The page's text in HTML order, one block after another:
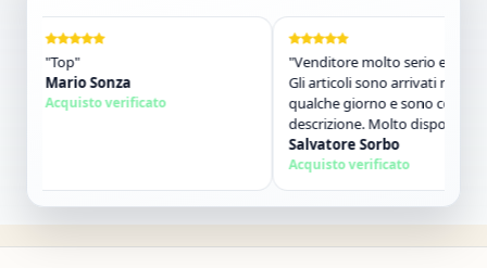
"Top"
Mario Sonza
Acquisto verificato
"Venditore molto serio e preciso.
Gli articoli sono arrivati nel giro di
qualche giorno e sono come da
descrizione. Molto disponibili nei
contatti. Consigliato."
Salvatore Sorbo
Acquisto verificato